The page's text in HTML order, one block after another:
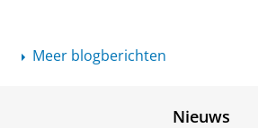
Meer blogberichten
Nieuws